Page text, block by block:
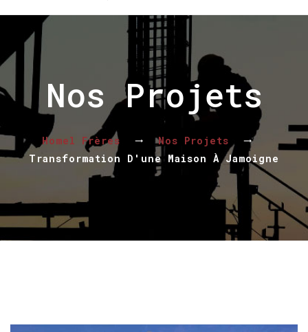
Nos Projets
Homel Frères
Nos Projets
Transformation D'une Maison À Jamoigne